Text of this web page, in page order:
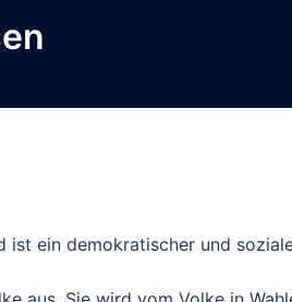
ist ein demokratischer und